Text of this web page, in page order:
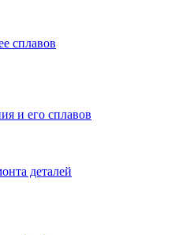
сплавов
и его сплавов
деталей